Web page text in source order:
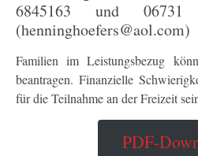
6845163 und
(henninghoefers@aol.com)
Familien im Leistungsbezug
beantragen. Finanzielle
für die Teilnahme an der Freizeit
PDF-